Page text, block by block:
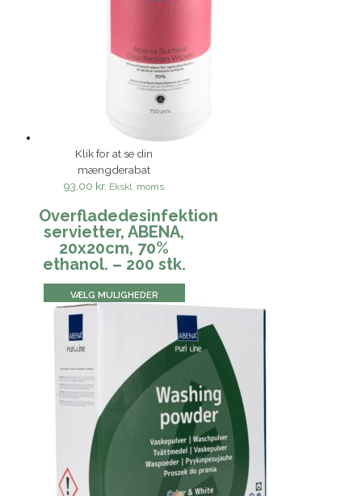
Klik for at se din
mængderabat
93,00 kr. Ekskl. moms
Overfladedesinfektion
servietter, ABENA,
20x20cm, 70%
ethanol. – 200 stk.
VÆLG MULIGHEDER